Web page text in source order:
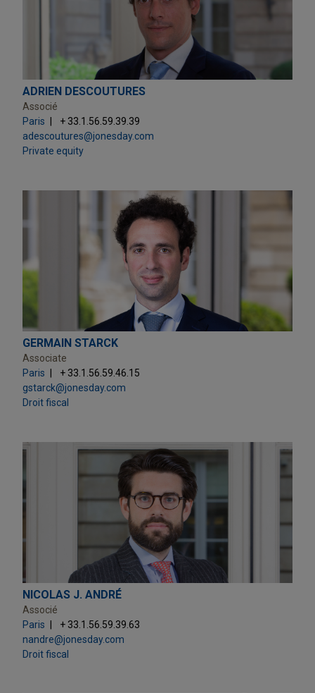
ADRIEN DESCOUTURES
Associé
Paris
+ 33.1.56.59.39.39
adescoutures@jonesday.com
Private equity
GERMAIN STARCK
Associate
Paris
+ 33.1.56.59.46.15
gstarck@jonesday.com
Droit fiscal
NICOLAS J. ANDRÉ
Associé
Paris
+ 33.1.56.59.39.63
nandre@jonesday.com
Droit fiscal